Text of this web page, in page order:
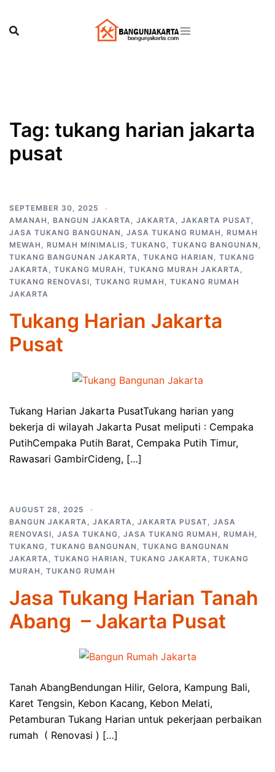
content
Tag: tukang harian jakarta
pusat
SEPTEMBER 30, 2025
AMANAH , BANGUN JAKARTA, JAKARTA, JAKARTA PUSAT,
JASA TUKANG BANGUNAN , JASA TUKANG RUMAH , RUMAH
MEWAH , RUMAH MINIMALIS, TUKANG, TUKANG BANGUNAN ,
TUKANG BANGUNAN JAKARTA, TUKANG HARIAN , TUKANG
JAKARTA, TUKANG MURAH , TUKANG MURAH JAKARTA,
TUKANG RENOVASI, TUKANG RUMAH , TUKANG RUMAH
JAKARTA
Tukang Harian Jakarta
Pusat
Tukang Harian Jakarta PusatTukang harian yang
bekerja di wilayah Jakarta Pusat meliputi : Cempaka
PutihCempaka Putih Barat, Cempaka Putih Timur,
Rawasari GambirCideng, […]
AUGUST 28, 2025
BANGUN JAKARTA
JAKARTA JAKARTA PUSAT
JASA
RENOVASI
JASA TUKANG JASA TUKANG RUMAH RUMAH
TUKANG
TUKANG BANGUNAN
TUKANG BANGUNAN
JAKARTA
TUKANG HARIAN TUKANG JAKARTA
TUKANG
MURAH
TUKANG RUMAH
Jasa Tukang Harian Tanah
Abang – Jakarta Pusat
Tanah AbangBendungan Hilir, Gelora, Kampung Bali,
Karet Tengsin, Kebon Kacang, Kebon Melati,
Petamburan Tukang Harian untuk pekerjaan perbaikan
rumah ( Renovasi ) […]